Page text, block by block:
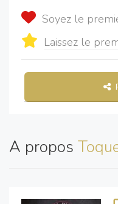
Soyez le
Laissez le
A propos